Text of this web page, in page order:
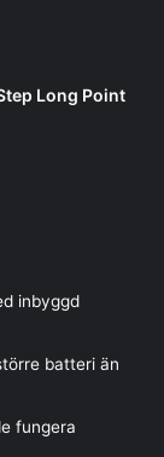
Long Point
inbyggd
batteri än
fungera